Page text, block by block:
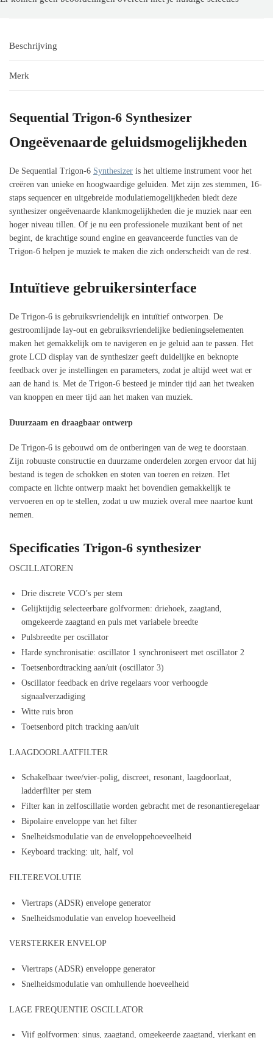
Beschrijving
Merk
Sequential Trigon-6 Synthesizer
Ongeëvenaarde geluidsmogelijkheden
De Sequential Trigon-6 Synthesizer is het ultieme instrument voor het
creëren van unieke en hoogwaardige geluiden. Met zijn zes stemmen, 16-
staps sequencer en uitgebreide modulatiemogelijkheden biedt deze
synthesizer ongeëvenaarde klankmogelijkheden die je muziek naar een
hoger niveau tillen. Of je nu een professionele muzikant bent of net
begint, de krachtige sound engine en geavanceerde functies van de
Trigon-6 helpen je muziek te maken die zich onderscheidt van de rest.
Intuïtieve gebruikersinterface
De Trigon-6 is gebruiksvriendelijk en intuïtief ontworpen. De
gestroomlijnde lay-out en gebruiksvriendelijke bedieningselementen
maken het gemakkelijk om te navigeren en je geluid aan te passen. Het
grote LCD display van de synthesizer geeft duidelijke en beknopte
feedback over je instellingen en parameters, zodat je altijd weet wat er
aan de hand is. Met de Trigon-6 besteed je minder tijd aan het tweaken
van knoppen en meer tijd aan het maken van muziek.
Duurzaam en draagbaar ontwerp
De Trigon-6 is gebouwd om de ontberingen van de weg te doorstaan.
Zijn robuuste constructie en duurzame onderdelen zorgen ervoor dat hij
bestand is tegen de schokken en stoten van toeren en reizen. Het
compacte en lichte ontwerp maakt het bovendien gemakkelijk te
vervoeren en op te stellen, zodat u uw muziek overal mee naartoe kunt
nemen.
Specificaties Trigon-6 synthesizer
OSCILLATOREN
Drie discrete VCO’s per stem
Gelijktijdig selecteerbare golfvormen: driehoek, zaagtand,
omgekeerde zaagtand en puls met variabele breedte
Pulsbreedte per oscillator
Harde synchronisatie: oscillator 1 synchroniseert met oscillator 2
Toetsenbordtracking aan/uit (oscillator 3)
Oscillator feedback en drive regelaars voor verhoogde
signaalverzadiging
Witte ruis bron
Toetsenbord pitch tracking aan/uit
LAAGDOORLAATFILTER
Schakelbaar twee/vier-polig, discreet, resonant, laagdoorlaat,
ladderfilter per stem
Filter kan in zelfoscillatie worden gebracht met de resonantieregelaar
Bipolaire enveloppe van het filter
Snelheidsmodulatie van de enveloppehoeveelheid
Keyboard tracking: uit, half, vol
FILTEREVOLUTIE
Viertraps (ADSR) envelope generator
Snelheidsmodulatie van envelop hoeveelheid
VERSTERKER ENVELOP
Viertraps (ADSR) enveloppe generator
Snelheidsmodulatie van omhullende hoeveelheid
LAGE FREQUENTIE OSCILLATOR
Vijf golfvormen: sinus, zaagtand, omgekeerde zaagtand, vierkant en